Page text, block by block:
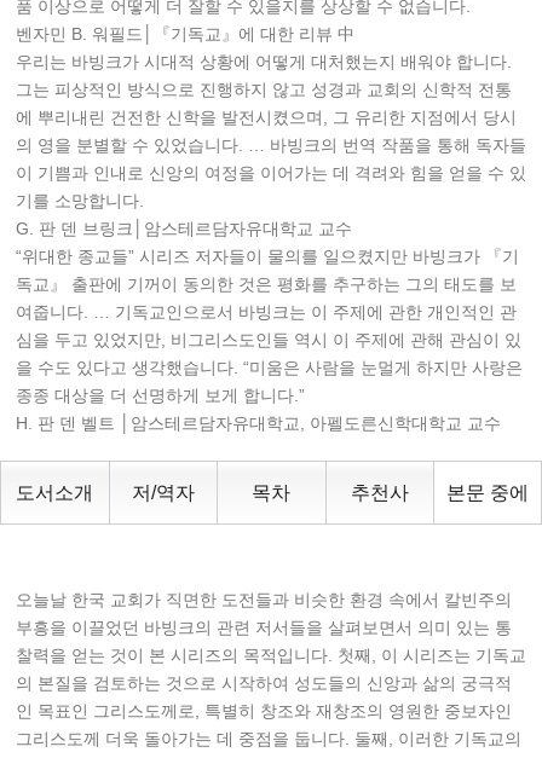
품 이상으로 어떻게 더 잘할 수 있을지를 상상할 수 없습니다.
벤자민 B. 워필드│『기독교』에 대한 리뷰 中
우리는 바빙크가 시대적 상황에 어떻게 대처했는지 배워야 합니다.
그는 피상적인 방식으로 진행하지 않고 성경과 교회의 신학적 전통
에 뿌리내린 건전한 신학을 발전시켰으며, 그 유리한 지점에서 당시
의 영을 분별할 수 있었습니다. … 바빙크의 번역 작품을 통해 독자들
이 기쁨과 인내로 신앙의 여정을 이어가는 데 격려와 힘을 얻을 수 있
기를 소망합니다.
G. 판 덴 브링크│암스테르담자유대학교 교수
“위대한 종교들” 시리즈 저자들이 물의를 일으켰지만 바빙크가 『기
독교』 출판에 기꺼이 동의한 것은 평화를 추구하는 그의 태도를 보
여줍니다. … 기독교인으로서 바빙크는 이 주제에 관한 개인적인 관
심을 두고 있었지만, 비그리스도인들 역시 이 주제에 관해 관심이 있
을 수도 있다고 생각했습니다. “미움은 사람을 눈멀게 하지만 사랑은
종종 대상을 더 선명하게 보게 합니다.”
H. 판 덴 벨트 │암스테르담자유대학교, 아펠도른신학대학교 교수
도서소개 저/역자 목차 추천사 본문 중에
오늘날 한국 교회가 직면한 도전들과 비슷한 환경 속에서 칼빈주의
부흥을 이끌었던 바빙크의 관련 저서들을 살펴보면서 의미 있는 통
찰력을 얻는 것이 본 시리즈의 목적입니다. 첫째, 이 시리즈는 기독교
의 본질을 검토하는 것으로 시작하여 성도들의 신앙과 삶의 궁극적
인 목표인 그리스도께로, 특별히 창조와 재창조의 영원한 중보자인
그리스도께 더욱 돌아가는 데 중점을 둡니다. 둘째, 이러한 기독교의